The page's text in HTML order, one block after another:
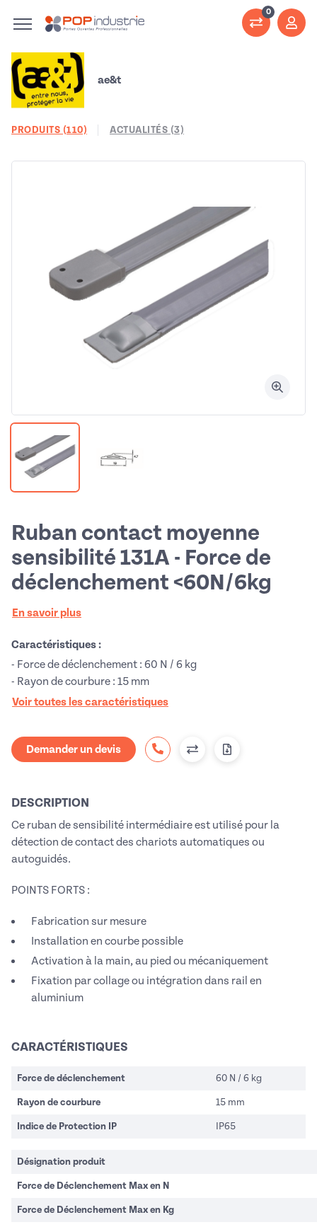
0
ae&t
PRODUITS (110) ACTUALITÉS (3)
Ruban contact moyenne
sensibilité 131A - Force de
déclenchement <60N/6kg
En savoir plus
Caractéristiques :
- Force de déclenchement : 60 N / 6 kg
- Rayon de courbure : 15 mm
Voir toutes les caractéristiques
Demander un devis
DESCRIPTION
Ce ruban de sensibilité intermédiaire est utilisé pour la
détection de contact des chariots automatiques ou
autoguidés.
POINTS FORTS :
Fabrication sur mesure
Installation en courbe possible
Activation à la main, au pied ou mécaniquement
Fixation par collage ou intégration dans rail en
aluminium
CARACTÉRISTIQUES
Force de déclenchement 60 N / 6 kg
Rayon de courbure 15 mm
Indice de Protection IP IP65
Désignation produit
Force de Déclenchement Max en N
Force de Déclenchement Max en Kg